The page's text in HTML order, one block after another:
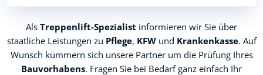
Als Treppenlift-Spezialist informieren wir Sie über
staatliche Leistungen zu Pflege, KFWund Krankenkasse. Auf
Wunsch kümmern sich unsere Partner um die Prüfung Ihres
Bauvorhabens. Fragen Sie bei Bedarf ganz einfach Ihr